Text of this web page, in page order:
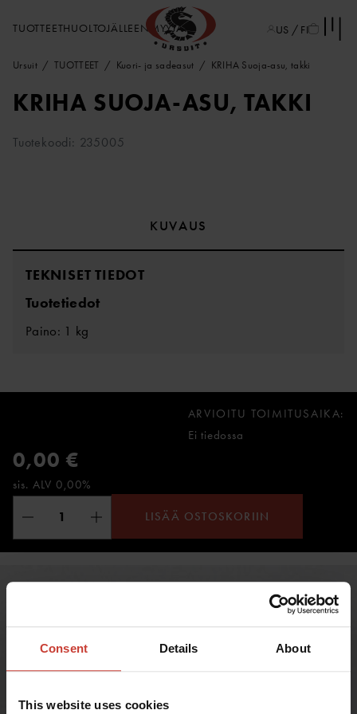
Consent Details About
This website uses cookies
TUOTTEETHUOLTOJÄLLEENMYYJÄT US / FI
Ursuit TUOTTEET Kuori- ja sadeasut KRIHA Suoja-asu, takki
KRIHA SUOJA-ASU, TAKKI
Tuotekoodi: 235005
KUVAUS
TEKNISET TIEDOT
Tuotetiedot
Paino: 1 kg
ARVIOITU TOIMITUSAIKA:
Ei tiedossa
0,00 €
sis. ALV 0,00%
LISÄÄ OSTOSKORIIN